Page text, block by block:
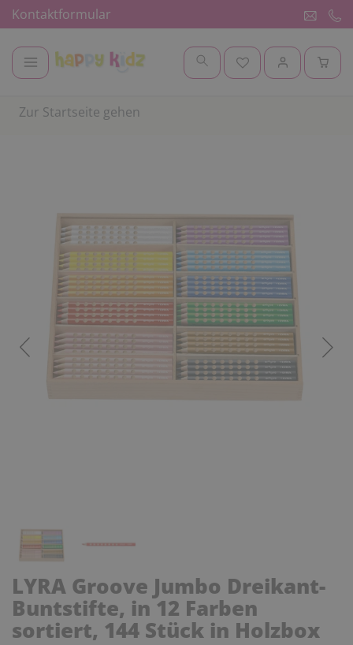
Kontaktformular
Zur Startseite gehen
LYRA Groove Jumbo Dreikant-
Buntstifte, in 12 Farben
sortiert, 144 Stück in Holzbox